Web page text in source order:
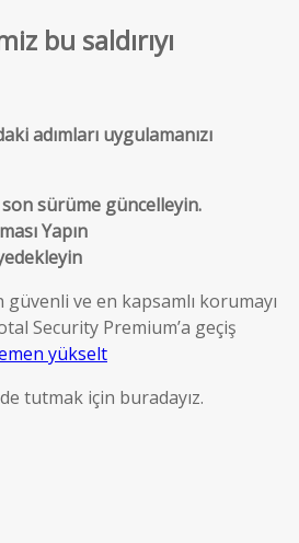
bu saldırıyı
adımları uygulamanızı
sürüme güncelleyin.
Yapın
güvenli ve en kapsamlı korumayı
Security Premium’a geçiş
yükselt
tutmak için buradayız.